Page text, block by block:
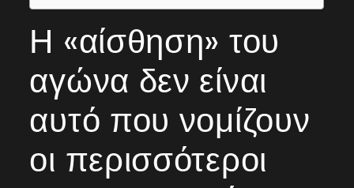
Η «αίσθηση» του
αγώνα δεν είναι
αυτό που νομίζουν
οι περισσότεροι